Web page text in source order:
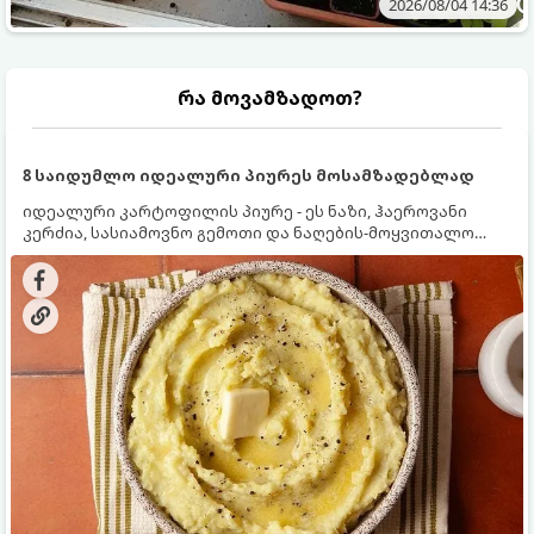
2026/08/04 14:36
რა მოვამზადოთ?
8 საიდუმლო იდეალური პიურეს მოსამზადებლად
იდეალური კარტოფილის პიურე - ეს ნაზი, ჰაეროვანი
კერძია, სასიამოვნო გემოთი და ნაღების-მოყვითალო
ფერით. მისი მომზადება ძალიან მარტივია, მაგრამ
არსებობს რამდენიმე საიდუმლო, რომლებიც უნდა
იცოდეთ, რომ პიურე იდეალურად გემრიელი გამოვიდეს.